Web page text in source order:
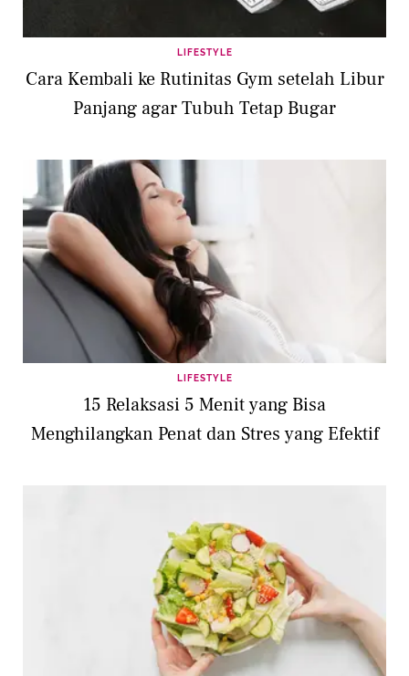
LIFESTYLE
Cara Kembali ke Rutinitas Gym setelah Libur
Panjang agar Tubuh Tetap Bugar
LIFESTYLE
15 Relaksasi 5 Menit yang Bisa
Menghilangkan Penat dan Stres yang Efektif